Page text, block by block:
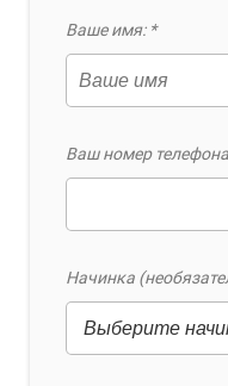
Ваше имя: *
Ваш номер
Начинка